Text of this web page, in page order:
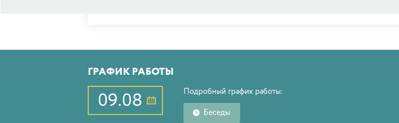
ГРАФИК РАБОТЫ
09.08 Подробный график работы:
Беседы